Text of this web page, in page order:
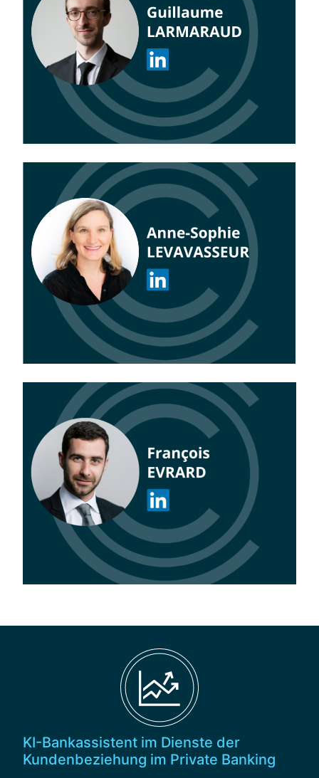
KI-Bankassistent im Dienste der
Kundenbeziehung im Private Banking